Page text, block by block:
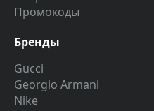
Промокоды
Бренды
Gucci
Georgio Armani
Nike